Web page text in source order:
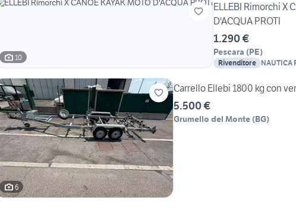
10
ELLEBI Rimorchi X
D'ACQUA PROTI
1.290 €
Pescara (PE)
Rivenditore NAUTICA
6
Carrello Ellebi 1800 kg con
5.500 €
Grumello del Monte (BG)